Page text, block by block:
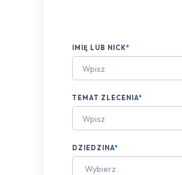
IMIĘ LUB NICK*
TEMAT ZLECENIA*
DZIEDZINA*
Wybierz